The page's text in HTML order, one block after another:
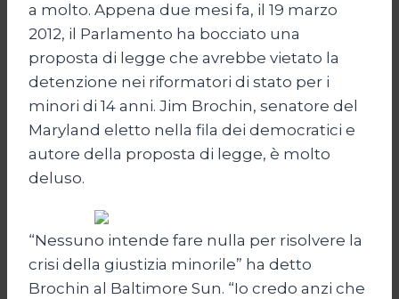
a molto. Appena due mesi fa, il 19 marzo
2012, il Parlamento ha bocciato una
proposta di legge che avrebbe vietato la
detenzione nei riformatori di stato per i
minori di 14 anni. Jim Brochin, senatore del
Maryland eletto nella fila dei democratici e
autore della proposta di legge, è molto
deluso.
“Nessuno intende fare nulla per risolvere la
crisi della giustizia minorile” ha detto
Brochin al Baltimore Sun. “Io credo anzi che